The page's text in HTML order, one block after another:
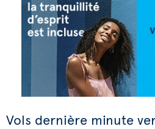
Vols dernière minute